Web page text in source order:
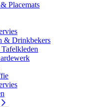
Placemats
& Drinkbekers